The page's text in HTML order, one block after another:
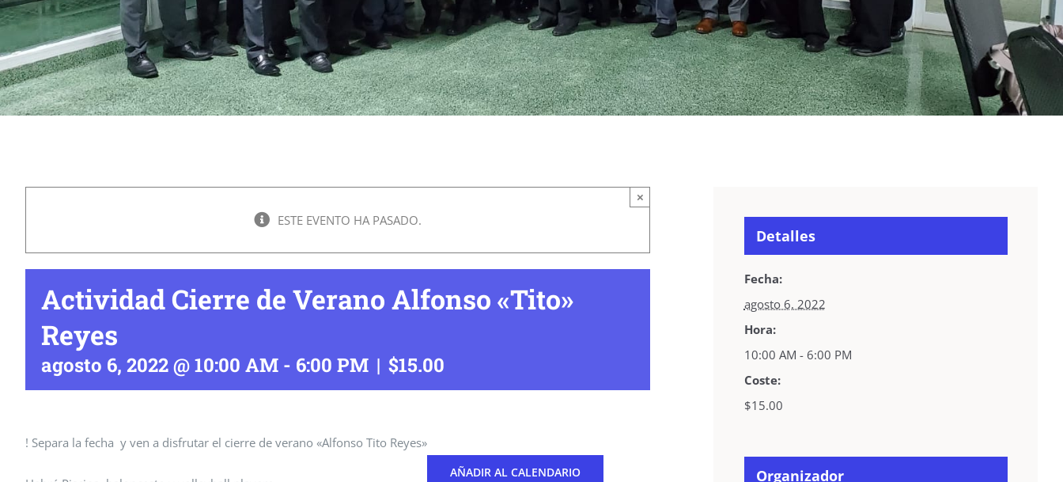
ESTE EVENTO HA PASADO.
×
Actividad Cierre de Verano Alfonso «Tito»
Reyes
agosto 6, 2022 @ 10:00 AM - 6:00 PM | $15.00
! Separa la fecha y ven a disfrutar el cierre de verano «Alfonso Tito Reyes»
AÑADIR AL CALENDARIO
Detalles
Fecha:
agosto 6, 2022
Hora:
10:00 AM - 6:00 PM
Coste:
$15.00
Organizador